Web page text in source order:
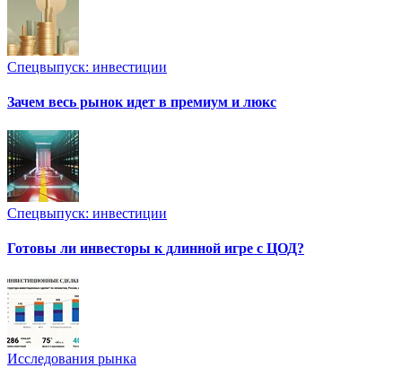
Спецвыпуск: инвестиции
Зачем весь рынок идет в премиум и люкс
Спецвыпуск: инвестиции
Готовы ли инвесторы к длинной игре с ЦОД?
Исследования рынка